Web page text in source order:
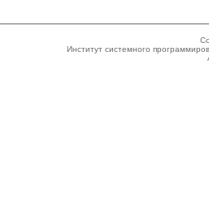
Институт системного